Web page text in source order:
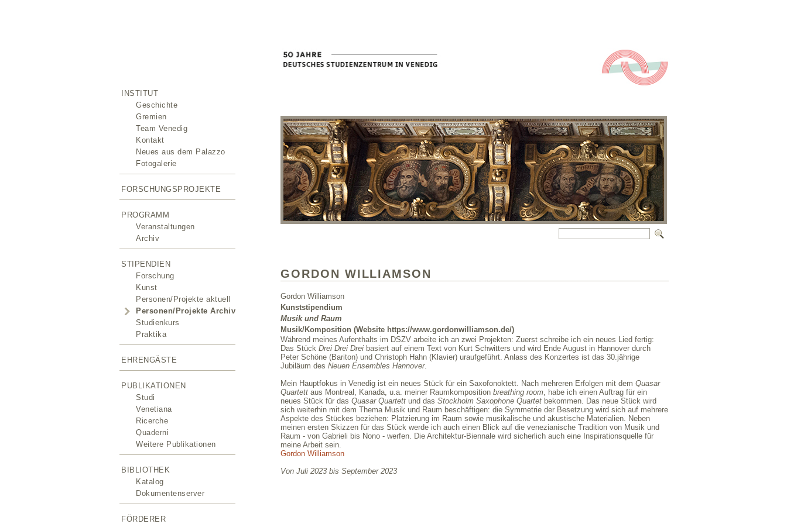
INSTITUT
Geschichte
Gremien
Team Venedig
Kontakt
Neues aus dem Palazzo
Fotogalerie
FORSCHUNGSPROJEKTE
PROGRAMM
Veranstaltungen
Archiv
STIPENDIEN
Forschung
Kunst
Personen/Projekte aktuell
Personen/Projekte Archiv
Studienkurs
Praktika
EHRENGÄSTE
PUBLIKATIONEN
Studi
Venetiana
Ricerche
Quaderni
Weitere Publikationen
BIBLIOTHEK
Katalog
Dokumentenserver
FÖRDERER
GORDON WILLIAMSON
Gordon Williamson
Kunststipendium
Musik und Raum
Musik/Komposition (Website https://www.gordonwilliamson.de/)
Während meines Aufenthalts im DSZV arbeite ich an zwei Projekten: Zuerst schreibe ich ein neues Lied fertig:
Das Stück Drei Drei Drei basiert auf einem Text von Kurt Schwitters und wird Ende August in Hannover durch
Peter Schöne (Bariton) und Christoph Hahn (Klavier) uraufgeführt. Anlass des Konzertes ist das 30.jährige
Jubiläum des Neuen Ensembles Hannover.
Mein Hauptfokus in Venedig ist ein neues Stück für ein Saxofonoktett. Nach mehreren Erfolgen mit dem Quasar
Quartett aus Montreal, Kanada, u.a. meiner Raumkomposition breathing room, habe ich einen Auftrag für ein
neues Stück für das Quasar Quartett und das Stockholm Saxophone Quartet bekommen. Das neue Stück wird
sich weiterhin mit dem Thema Musik und Raum beschäftigen: die Symmetrie der Besetzung wird sich auf mehrere
Aspekte des Stückes beziehen: Platzierung im Raum sowie musikalische und akustische Materialien. Neben
meinen ersten Skizzen für das Stück werde ich auch einen Blick auf die venezianische Tradition von Musik und
Raum - von Gabrieli bis Nono - werfen. Die Architektur-Biennale wird sicherlich auch eine Inspirationsquelle für
meine Arbeit sein.
Gordon Williamson
Von Juli 2023 bis September 2023